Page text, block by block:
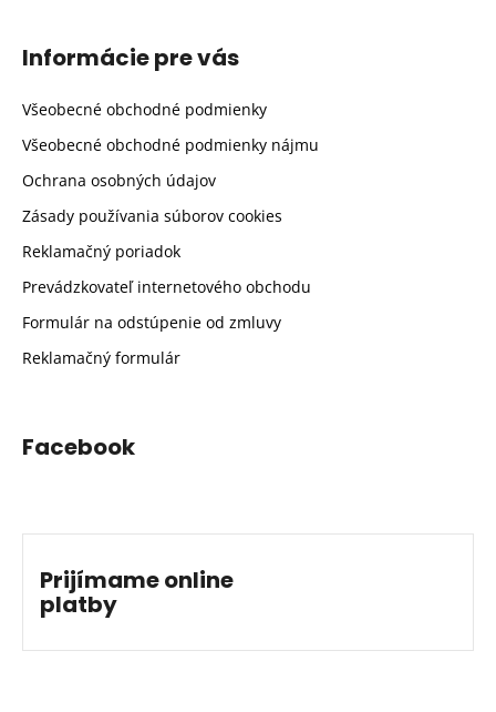
Informácie pre vás
Všeobecné obchodné podmienky
Všeobecné obchodné podmienky nájmu
Ochrana osobných údajov
Zásady používania súborov cookies
Reklamačný poriadok
Prevádzkovateľ internetového obchodu
Formulár na odstúpenie od zmluvy
Reklamačný formulár
Facebook
Prijímame online
platby